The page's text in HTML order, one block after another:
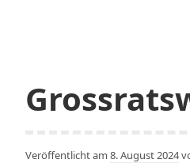
Veröffentlicht am 8. August 2024